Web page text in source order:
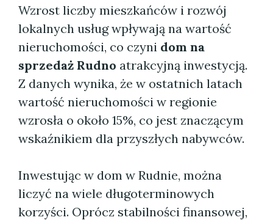
Wzrost liczby mieszkańców i rozwój
lokalnych usług wpływają na wartość
nieruchomości, co czyni dom na
sprzedaż Rudno atrakcyjną inwestycją.
Z danych wynika, że w ostatnich latach
wartość nieruchomości w regionie
wzrosła o około 15%, co jest znaczącym
wskaźnikiem dla przyszłych nabywców.
Inwestując w dom w Rudnie, można
liczyć na wiele długoterminowych
korzyści. Oprócz stabilności finansowej,